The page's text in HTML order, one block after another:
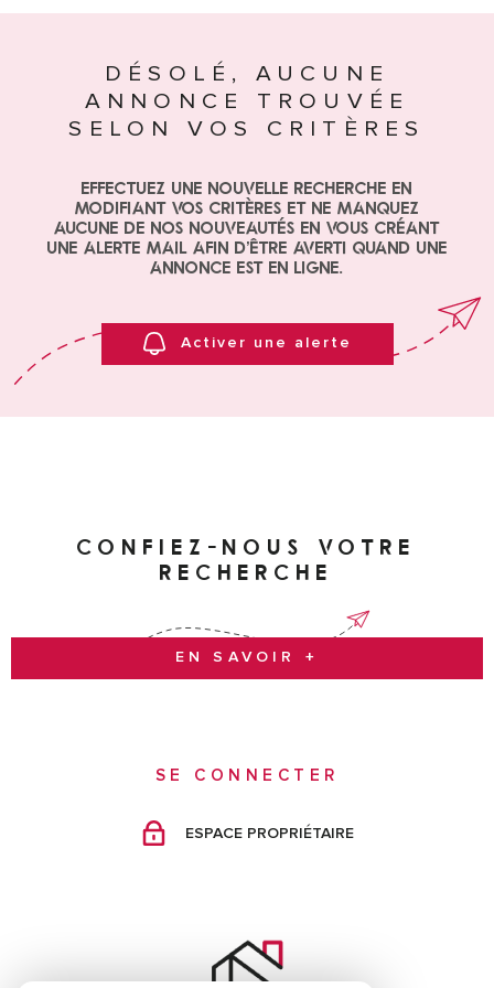
MAIL
DÉSOLÉ, AUCUNE
ANNONCE TROUVÉE
SELON VOS CRITÈRES
Effectuez une nouvelle recherche en
modifiant vos critères et ne manquez
aucune de nos nouveautés en vous créant
une alerte mail afin d'être averti quand une
annonce est en ligne.
Activer une alerte
CONFIEZ-NOUS VOTRE
RECHERCHE
EN SAVOIR +
SE CONNECTER
ESPACE PROPRIÉTAIRE
SURFACE
PIÈCES
CRITÈRES
SUPPLÉMENTAIRES
Piscine
Parking
Terrasse
PLUS DE CRITÈRES
RECHERCHER